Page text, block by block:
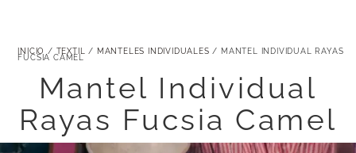
INICIO / TEXTIL / MANTELES INDIVIDUALES / MANTEL INDIVIDUAL RAYAS
FUCSIA CAMEL
Mantel Individual
Rayas Fucsia Camel